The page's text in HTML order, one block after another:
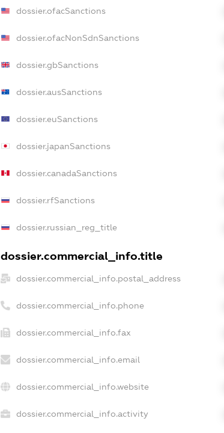
dossier.ofacSanctions
dossier.ofacNonSdnSanctions
dossier.gbSanctions
dossier.ausSanctions
dossier.euSanctions
dossier.japanSanctions
dossier.canadaSanctions
dossier.rfSanctions
dossier.russian_reg_title
dossier.commercial_info.title
dossier.commercial_info.postal_address
dossier.commercial_info.phone
dossier.commercial_info.fax
dossier.commercial_info.email
dossier.commercial_info.website
dossier.commercial_info.activity